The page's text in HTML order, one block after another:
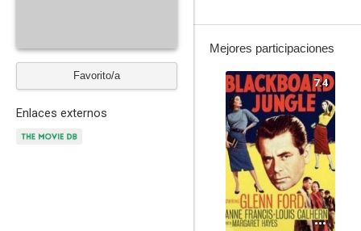
Favorito/a
Enlaces externos
Mejores participaciones
7.4